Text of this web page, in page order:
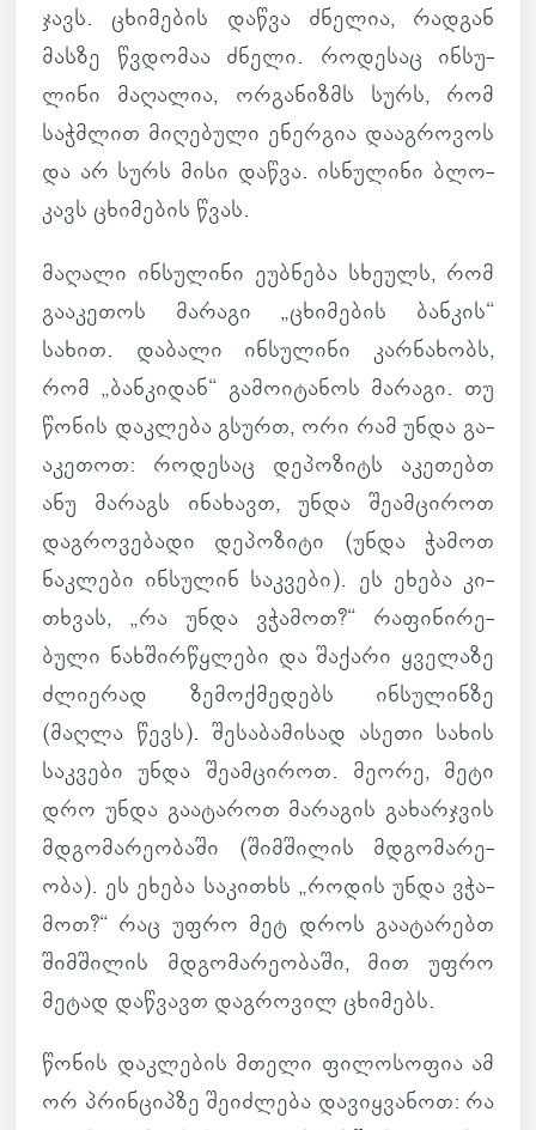
ჯავს. ცხი­მე­ბის დაწვა ძნე­ლია, რად­გან
მასზე წვდო­მაა ძნელი. რო­დე­საც ინ­სუ­
ლინი მა­ღა­ლია, ორ­გა­ნიზმს სურს, რომ
საჭ­მლით მი­ღე­ბული ენერ­გია და­აგ­რო­ვოს
და არ სურს მისი დაწვა. ის­ნუ­ლინი ბლო­
კავს ცხი­მე­ბის წვას.
მა­ღალი ინ­სუ­ლინი ეუბ­ნება სხე­ულს, რომ
გა­ა­კე­თოს მა­რაგი „ცხი­მე­ბის ბან­კის“
სახით. და­ბალი ინ­სუ­ლინი კარ­ნა­ხობს,
რომ „ბან­კი­დან“ გა­მო­ი­ტა­ნოს მა­რაგი. თუ
წონის დაკ­ლება გსურთ, ორი რამ უნდა გა­
ა­კე­თოთ: რო­დე­საც დე­პო­ზიტს აკე­თებთ
ანუ მა­რაგს ინა­ხავთ, უნდა შე­ამ­ცი­როთ
დაგ­რო­ვე­ბადი დე­პო­ზიტი (უნდა ჭამოთ
ნაკ­ლები ინ­სუ­ლინ საკ­ვები). ეს ეხება კი­
თხვას, „რა უნდა ვჭა­მოთ?“ რა­ფი­ნი­რე­
ბული ნახ­შირ­წყლები და შა­ქარი ყვე­ლაზე
ძლი­ე­რად ზე­მოქ­მე­დებს ინ­სუ­ლინზე
(მაღლა წევს). შე­სა­ბა­მი­სად ასეთი სახის
საკ­ვები უნდა შე­ამ­ცი­როთ. მეორე, მეტი
დრო უნდა გა­ა­ტა­როთ მა­რა­გის გა­ხარ­ჯვის
მდგო­მა­რე­ო­ბაში (შიმ­ში­ლის მდგო­მა­რე­
ობა). ეს ეხება სა­კითხს „როდის უნდა ვჭა­
მოთ?“ რაც უფრო მეტ დროს გა­ა­ტა­რებთ
შიმ­ში­ლის მდგო­მა­რე­ო­ბაში, მით უფრო
მეტად დაწ­ვავთ დაგ­რო­ვილ ცხი­მებს.
წონის დაკ­ლე­ბის მთელი ფი­ლო­სო­ფია ამ
ორ პრინ­ციპზე შე­იძ­ლება და­ვიყ­ვა­ნოთ: რა